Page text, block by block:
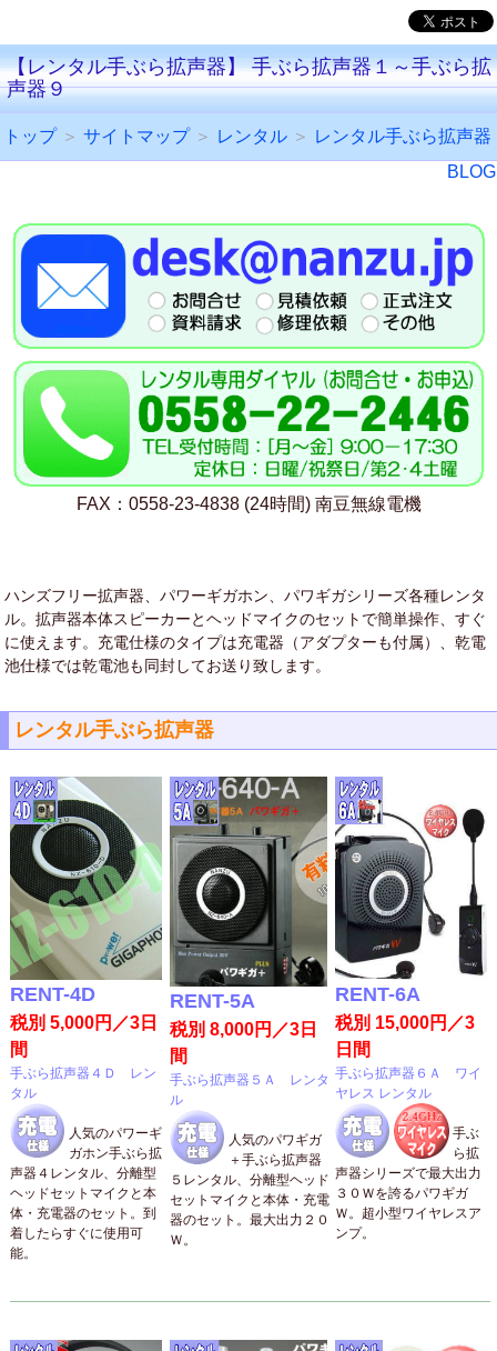
【レンタル手ぶら拡声器】 手ぶら拡声器１～手ぶら拡
声器９
トップ＞ サイトマップ＞ レンタル ＞ レンタル手ぶら拡声器
BLOG
FAX：0558-23-4838 (24時間) 南豆無線電機
ハンズフリー拡声器、パワーギガホン、パワギガシリーズ各種レンタ
ル。拡声器本体スピーカーとヘッドマイクのセットで簡単操作、すぐ
に使えます。充電仕様のタイプは充電器（アダプターも付属）、乾電
池仕様では乾電池も同封してお送り致します。
レンタル手ぶら拡声器
RENT-4D
税別 5,000円／3日
間
手ぶら拡声器４Ｄ レン
タル
人気のパワーギ
ガホン手ぶら拡
声器４レンタル、分離型
ヘッドセットマイクと本
体・充電器のセット。到
着したらすぐに使用可
能。
RENT-5A
税別 8,000円／3日
間
手ぶら拡声器５Ａ レンタ
ル
人気のパワギガ
＋手ぶら拡声器
５レンタル、分離型ヘッド
セットマイクと本体・充電
器のセット。最大出力２０
Ｗ。
RENT-6A
税別 15,000円／3
日間
手ぶら拡声器６Ａ ワイ
ヤレス レンタル
手ぶ
ら拡
声器シリーズで最大出力
３０Ｗを誇るパワギガ
Ｗ。超小型ワイヤレスア
ンプ。